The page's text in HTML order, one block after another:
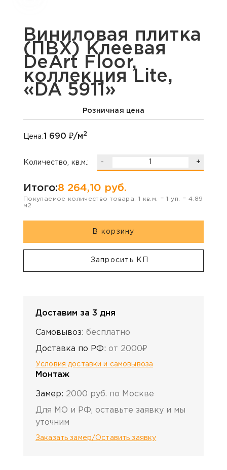
Виниловая плитка
(ПВХ) Клеевая
DeArt Floor,
коллекция Lite,
«DA 5911»
Розничная цена
Цена:1 690 ₽/м2
Количество, кв.м.: - +
Итого:8 264,10 руб.
Покупаемое количество товара: 1 кв.м. =1 уп. =4.89
м2
В корзину
Запросить КП
Доставим за 3 дня
Самовывоз: бесплатно
Доставка по РФ: от 2000₽
Условия доставки и самовывоза
Монтаж
Замер: 2000 руб. по Москве
Для МО и РФ, оставьте заявку и мы
уточним
Заказать замер/Оставить заявку